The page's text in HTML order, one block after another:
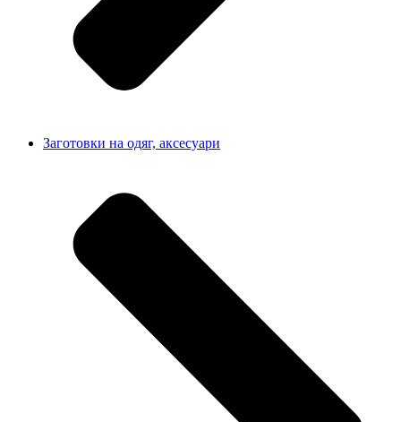
Заготовки на одяг, аксесуари